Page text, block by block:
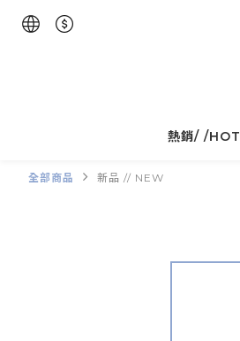
熱銷/ /HOT
全部商品 新品 // NEW